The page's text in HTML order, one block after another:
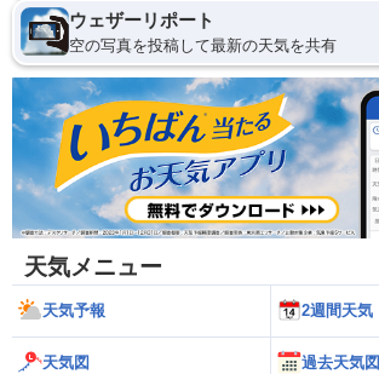
ウェザーリポート
空の写真を投稿して最新の天気を共有
天気メニュー
天気予報 2週間天気
天気図 過去天気図